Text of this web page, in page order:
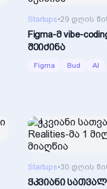
Startups•29 დღის
Figma-მ vibe-
შეიძინა
Figma Bud AI
Startups•30 დღის
ჭკვიანი